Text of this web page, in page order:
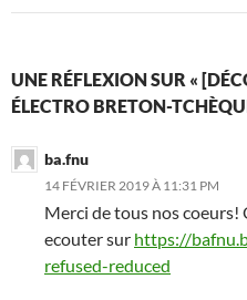
UNE RÉFLEXION SUR «
ÉLECTRO BRETON-
ba.fnu
14 FÉVRIER 2019 À 11:31 PM
Merci de tous nos coeurs!
ecouter sur https://
refused-reduced